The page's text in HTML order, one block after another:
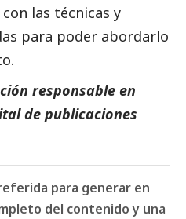
las técnicas y
para poder abordarlo
responsable en
de publicaciones
para generar en
del contenido y una